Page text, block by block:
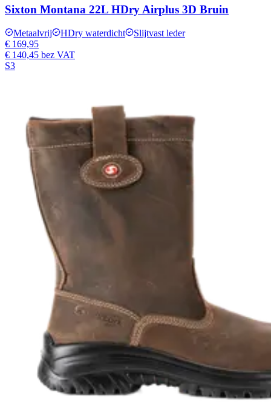
Sixton Montana 22L HDry Airplus 3D Bruin
Metaalvrij HDry waterdicht
Slijtvast leder
€ 169,95
€ 140,45 bez VAT
S3